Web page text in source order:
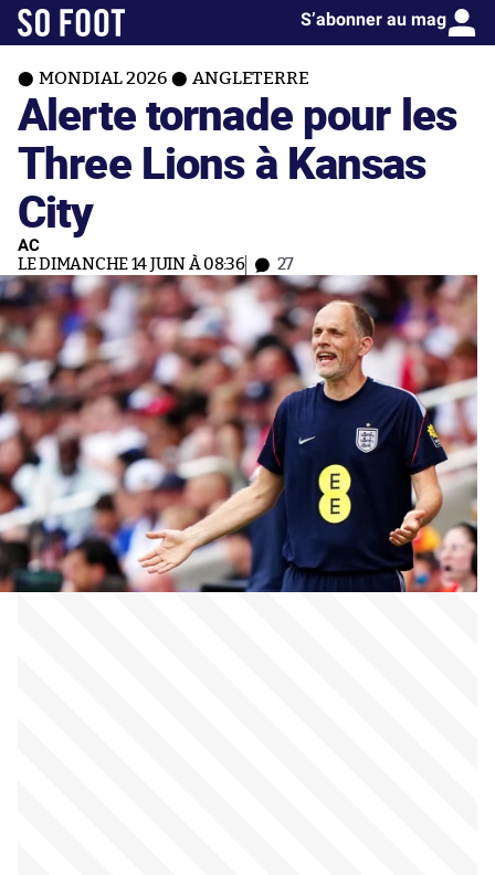
S’abonner au mag
MONDIAL 2026 ANGLETERRE
Alerte tornade pour les
Three Lions à Kansas
City
AC
LE DIMANCHE 14 JUIN À 08:36 27